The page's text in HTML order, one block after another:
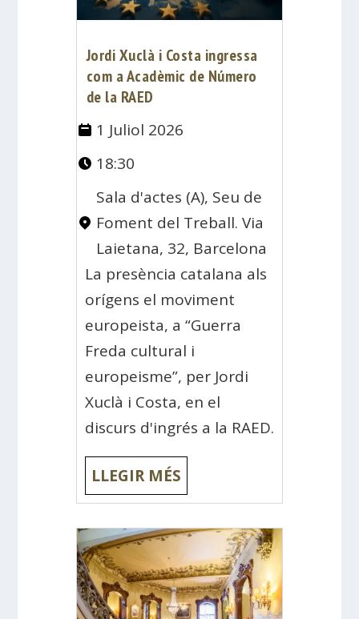
Jordi Xuclà i Costa ingressa
com a Acadèmic de Número
de la RAED
1 Juliol 2026
18:30
Sala d'actes (A), Seu de
Foment del Treball. Via
Laietana, 32, Barcelona
La presència catalana als
orígens el moviment
europeista, a “Guerra
Freda cultural i
europeisme”, per Jordi
Xuclà i Costa, en el
discurs d'ingrés a la RAED.
LLEGIR MÉS